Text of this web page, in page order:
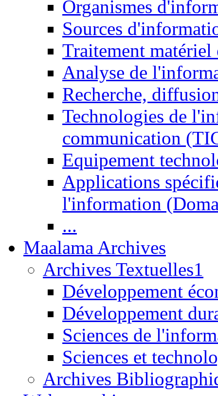
Organismes
Sources
Traitement matériel
Analyse de
Recherche,
Technologies de
communication
Equipement
Applications
l'information
...
Maalama Archives
Archives Textuelles1
Développement
Développement
Sciences de
Sciences et
Archives